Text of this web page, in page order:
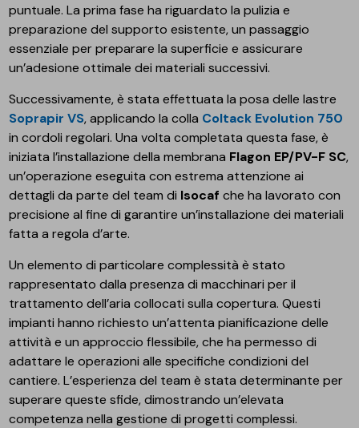
puntuale. La prima fase ha riguardato la pulizia e
preparazione del supporto esistente, un passaggio
essenziale per preparare la superficie e assicurare
un’adesione ottimale dei materiali successivi.
Successivamente, è stata effettuata la posa delle lastre
Soprapir VS, applicando la colla Coltack Evolution 750
in cordoli regolari. Una volta completata questa fase, è
iniziata l’installazione della membrana Flagon EP/PV-F SC,
un’operazione eseguita con estrema attenzione ai
dettagli da parte del team di Isocafche ha lavorato con
precisione al fine di garantire un’installazione dei materiali
fatta a regola d’arte.
Un elemento di particolare complessità è stato
rappresentato dalla presenza di macchinari per il
trattamento dell’aria collocati sulla copertura. Questi
impianti hanno richiesto un’attenta pianificazione delle
attività e un approccio flessibile, che ha permesso di
adattare le operazioni alle specifiche condizioni del
cantiere. L’esperienza del team è stata determinante per
superare queste sfide, dimostrando un’elevata
competenza nella gestione di progetti complessi.